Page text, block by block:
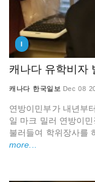
캐나다 유학비자
캐나다 한국일보 Dec 08
연방이민부가 내년부
일 마크 밀러 연방이
불러들여 학위장사를
more...